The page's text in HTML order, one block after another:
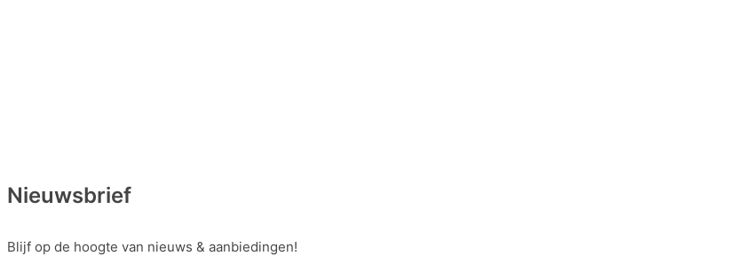
Nieuwsbrief
Blijf op de hoogte van nieuws & aanbiedingen!